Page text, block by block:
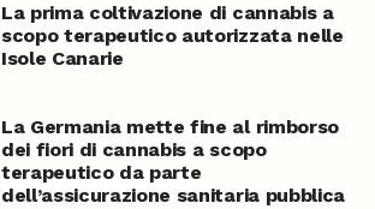
La prima coltivazione di cannabis a
scopo terapeutico autorizzata nelle
Isole Canarie
La Germania mette fine al rimborso
dei fiori di cannabis a scopo
terapeutico da parte
dell’assicurazione sanitaria pubblica